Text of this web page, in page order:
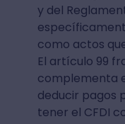
y del
como actos
El artículo 99
complementa
deducir pagos
tener el CFDI